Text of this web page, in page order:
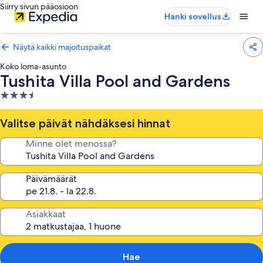
Siirry sivun pääosioon
Hanki sovellus
Näytä kaikki majoituspaikat
Koko loma-asunto
Tushita Villa Pool and Gardens
3.5
tähden
majoituspaikka
Valitse päivät nähdäksesi hinnat
Minne olet menossa?
Päivämäärät
Asiakkaat
Hae